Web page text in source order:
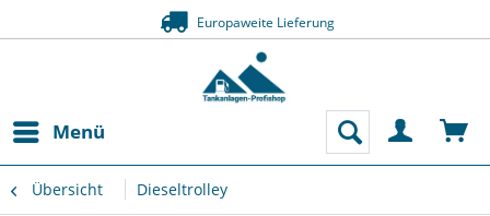
Europaweite Lieferung
Menü
Übersicht Dieseltrolley